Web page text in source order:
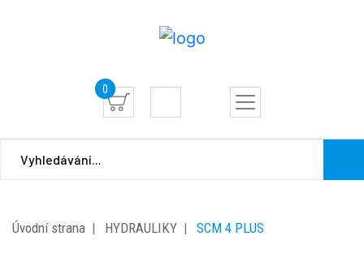
0
Úvodní strana HYDRAULIKY SCM 4 PLUS